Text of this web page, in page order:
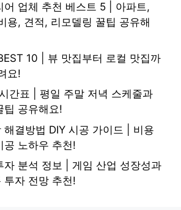
어 업체 추천 베스트 5 | 아파트,
용, 견적, 리모델링 꿀팁 공유해
10 | 뷰 맛집부터 로컬 맛집까
요!
간표 | 평일 주말 저녁 스케줄과
팁 공유해요!
해결방법 DIY 시공 가이드 | 비용
공 노하우 추천!
자 분석 정보 | 게임 산업 성장성과
투자 전망 추천!